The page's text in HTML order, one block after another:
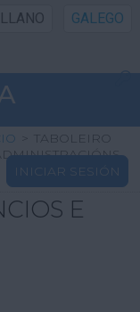
GALEGO
> TABOLEIRO
INICIAR SESIÓN
E